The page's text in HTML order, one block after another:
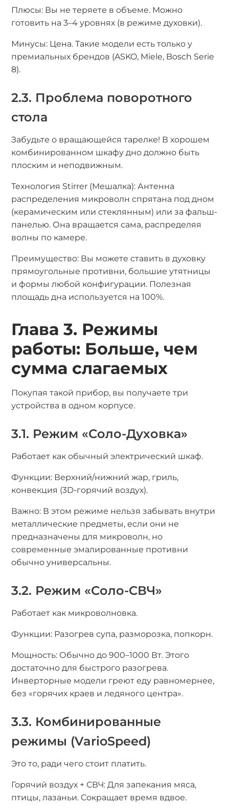
Плюсы: Вы не теряете в объеме. Можно
готовить на 3–4 уровнях (в режиме духовки).
Минусы: Цена. Такие модели есть только у
премиальных брендов (ASKO, Miele, Bosch Serie
8).
2.3. Проблема поворотного
стола
Забудьте о вращающейся тарелке! В хорошем
комбинированном шкафу дно должно быть
плоским и неподвижным.
Технология Stirrer (Мешалка): Антенна
распределения микроволн спрятана под дном
(керамическим или стеклянным) или за фальш-
панелью. Она вращается сама, распределяя
волны по камере.
Преимущество: Вы можете ставить в духовку
прямоугольные противни, большие утятницы
и формы любой конфигурации. Полезная
площадь дна используется на 100%.
Глава 3. Режимы
работы: Больше, чем
сумма слагаемых
Покупая такой прибор, вы получаете три
устройства в одном корпусе.
3.1. Режим «Соло-Духовка»
Работает как обычный электрический шкаф.
Функции: Верхний/нижний жар, гриль,
конвекция (3D-горячий воздух).
Важно: В этом режиме нельзя забывать внутри
металлические предметы, если они не
предназначены для микроволн, но
современные эмалированные противни
обычно универсальны.
3.2. Режим «Соло-СВЧ»
Работает как микроволновка.
Функции: Разогрев супа, разморозка, попкорн.
Мощность: Обычно до 900–1000 Вт. Этого
достаточно для быстрого разогрева.
Инверторные модели греют еду равномернее,
без «горячих краев и ледяного центра».
3.3. Комбинированные
режимы (VarioSpeed)
Это то, ради чего стоит платить.
Горячий воздух + СВЧ: Для запекания мяса,
птицы, лазаньи. Сокращает время вдвое.